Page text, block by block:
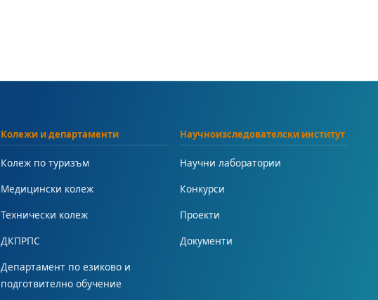
Колежи и департаменти
Колеж по туризъм
Медицински колеж
Технически колеж
ДКПРПС
Департамент по езиково и
подготвително обучение
Научноизследователски институт
Научни лаборатории
Конкурси
Проекти
Документи